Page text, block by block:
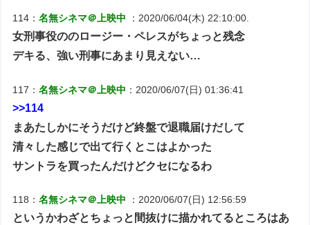
114：名無シネマ＠上映中 ：2020/06/04(木) 22:10:00.
女刑事役ののロージー・ペレスがちょっと残念
デキる、強い刑事にあまり見えない…
117：名無シネマ＠上映中 ：2020/06/07(日) 01:36:41
>>114
まあたしかにそうだけど終盤で退職届けだして
清々した感じで出て行くとこはよかった
サントラを買ったんだけどクセになるわ
118：名無シネマ＠上映中 ：2020/06/07(日) 12:56:59
というかわざとちょっと間抜けに描かれてるところはあ